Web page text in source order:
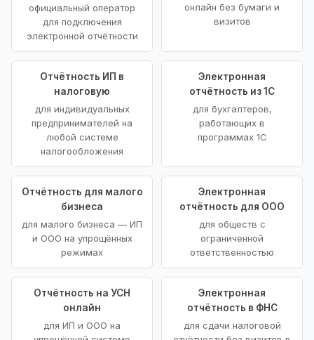
официальный оператор
для подключения
электронной отчётности
онлайн без бумаги и
визитов
Отчётность ИП в
налоговую
для индивидуальных
предпринимателей на
любой системе
налогообложения
Электронная
отчётность из 1С
для бухгалтеров,
работающих в
программах 1С
Отчётность для малого
бизнеса
для малого бизнеса — ИП
и ООО на упрощённых
режимах
Электронная
отчётность для ООО
для обществ с
ограниченной
ответственностью
Отчётность на УСН
онлайн
для ИП и ООО на
Электронная
отчётность в ФНС
для сдачи налоговой